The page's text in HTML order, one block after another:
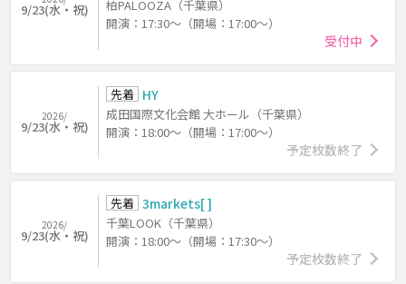
9/23(水・祝)
柏PALOOZA（千葉県）
開演：17:30～（開場：17:00～）
受付中
2026/
9/23(水・祝)
先着 HY
成田国際文化会館 大ホール（千葉県）
開演：18:00～（開場：17:00～）
予定枚数終了
2026/
9/23(水・祝)
先着 3markets[ ]
千葉LOOK（千葉県）
開演：18:00～（開場：17:30～）
予定枚数終了